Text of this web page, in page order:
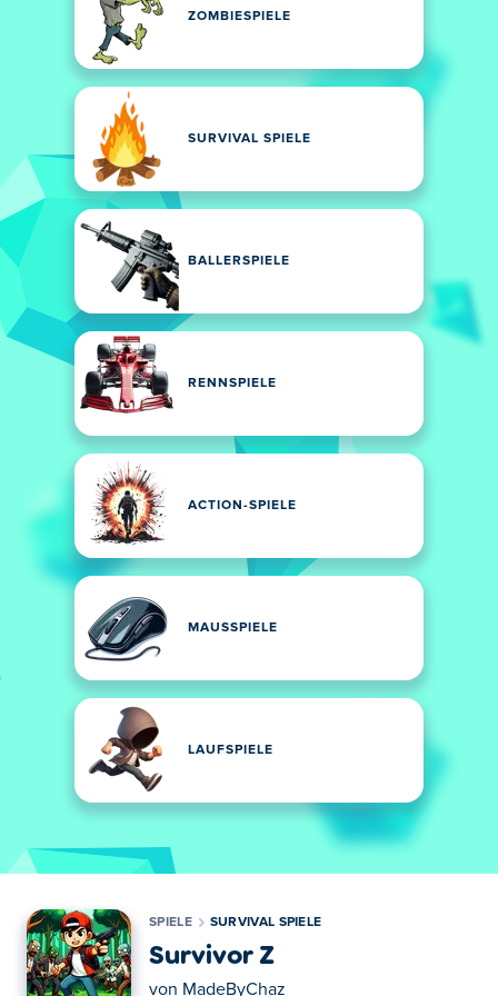
ZOMBIESPIELE
SURVIVAL SPIELE
BALLERSPIELE
RENNSPIELE
ACTION-SPIELE
MAUSSPIELE
LAUFSPIELE
SPIELE SURVIVAL SPIELE
Survivor Z
von MadeByChaz